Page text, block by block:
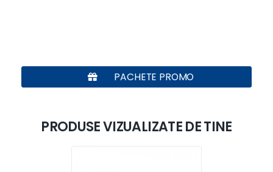
PACHETE PROMO
PRODUSE VIZUALIZATE DE TINE